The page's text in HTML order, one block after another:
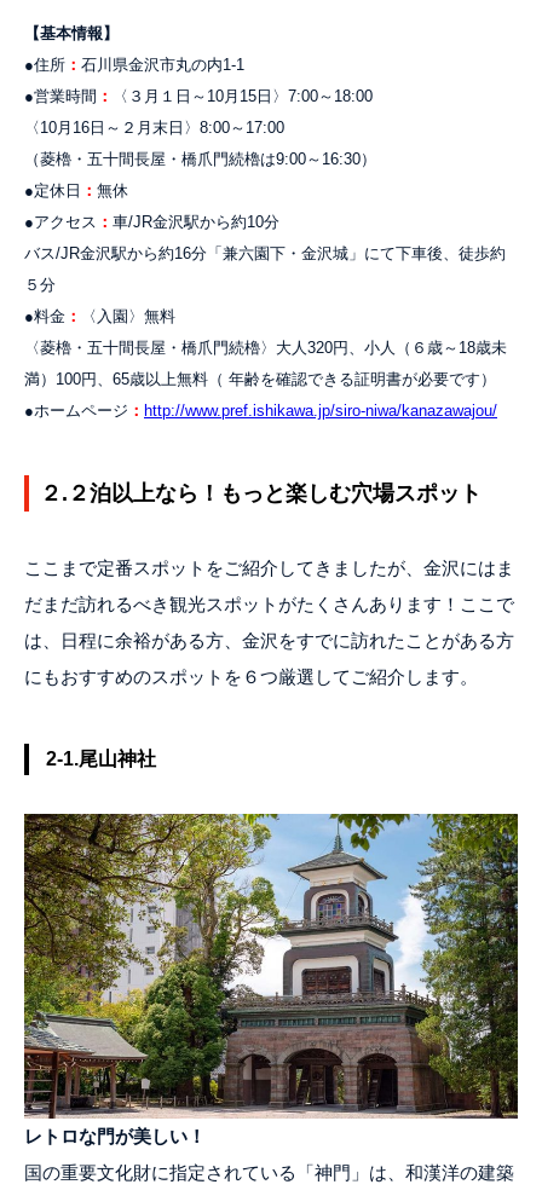
【基本情報】
●住所 ： 石川県金沢市丸の内1-1
●営業時間 ：
〈３月１日～10月15日〉7:00～18:00
〈10月16日～２月末日〉8:00～17:00
（菱櫓・五十間長屋・橋爪門続櫓は9:00～16:30）
●定休日 ： 無休
●アクセス ： 車/JR金沢駅から約10分
バス/JR金沢駅から約16分「兼六園下・金沢城」にて下車後、徒歩約
５分
●料金 ：
〈入園〉無料
〈菱櫓・五十間長屋・橋爪門続櫓〉大人320円、小人（６歳～18歳未
満）100円、65歳以上無料（ 年齢を確認できる証明書が必要です）
●ホームページ ： http://www.pref.ishikawa.jp/siro-niwa/kanazawajou/
２.２泊以上なら！もっと楽しむ穴場スポット
ここまで定番スポットをご紹介してきましたが、金沢にはま
だまだ訪れるべき観光スポットがたくさんあります！ここで
は、日程に余裕がある方、金沢をすでに訪れたことがある方
にもおすすめのスポットを６つ厳選してご紹介します。
2-1.尾山神社
レトロな門が美しい！
国の重要文化財に指定されている「神門」は、和漢洋の建築